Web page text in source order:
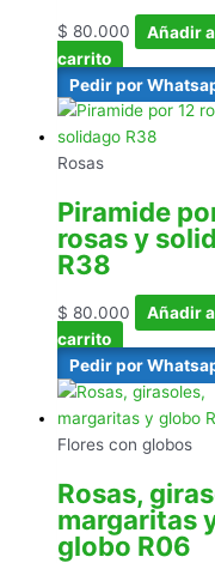
$ 80.000
Añadir
carrito
Pedir por
Rosas
Piramide
rosas y
R38
$ 80.000
Añadir
carrito
Pedir por
Flores con globos
Rosas,
margaritas
globo R06